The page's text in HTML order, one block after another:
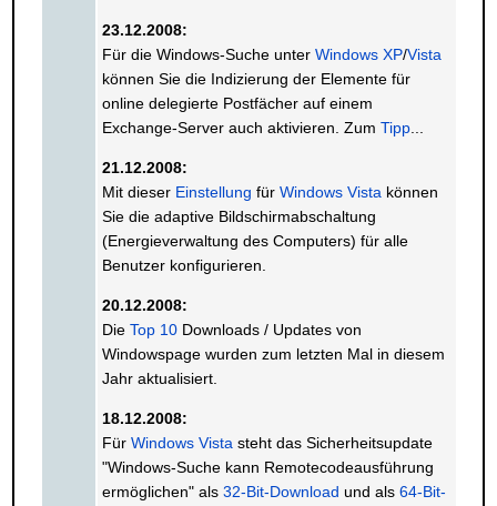
23.12.2008:
Für die Windows-Suche unter Windows XP/Vista
können Sie die Indizierung der Elemente für
online delegierte Postfächer auf einem
Exchange-Server auch aktivieren. Zum Tipp...
21.12.2008:
Mit dieser Einstellung für Windows Vista können
Sie die adaptive Bildschirmabschaltung
(Energieverwaltung des Computers) für alle
Benutzer konfigurieren.
20.12.2008:
Die Top 10Downloads / Updates von
Windowspage wurden zum letzten Mal in diesem
Jahr aktualisiert.
18.12.2008:
Für Windows Vista steht das Sicherheitsupdate
"Windows-Suche kann Remotecodeausführung
ermöglichen" als 32-Bit-Download und als 64-Bit-